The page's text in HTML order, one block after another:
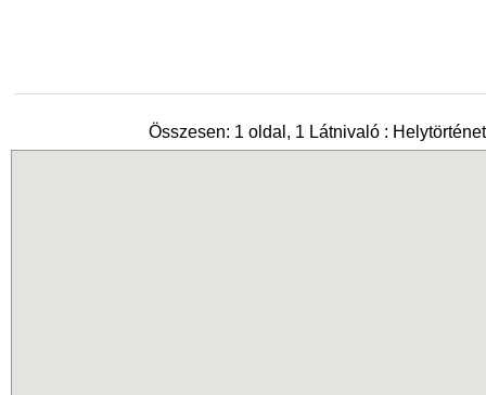
Összesen: 1 oldal, 1 Látnivaló :